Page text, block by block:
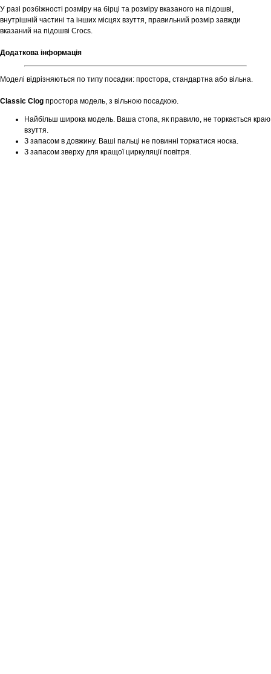
У разі розбіжності розміру на бірці та розміру вказаного на підошві,
внутрішній частині та інших місцях взуття, правильний розмір завжди
вказаний на підошві Crocs.
Додаткова інформація
Моделі відрізняються по типу посадки: простора, стандартна або вільна.
Classic Clog простора модель, з вільною посадкою.
Найбільш широка модель. Ваша стопа, як правило, не торкається краю
взуття.
З запасом в довжину. Ваші пальці не повинні торкатися носка.
З запасом зверху для кращої циркуляції повітря.